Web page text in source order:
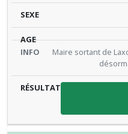
Maire sortant de